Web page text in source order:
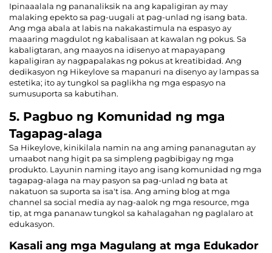
Ipinaaalala ng pananaliksik na ang kapaligiran ay may
malaking epekto sa pag-uugali at pag-unlad ng isang bata.
Ang mga abala at labis na nakakastimula na espasyo ay
maaaring magdulot ng kabalisaan at kawalan ng pokus. Sa
kabaligtaran, ang maayos na idisenyo at mapayapang
kapaligiran ay nagpapalakas ng pokus at kreatibidad. Ang
dedikasyon ng Hikeylove sa mapanuri na disenyo ay lampas sa
estetika; ito ay tungkol sa paglikha ng mga espasyo na
sumusuporta sa kabutihan.
5. Pagbuo ng Komunidad ng mga
Tagapag-alaga
Sa Hikeylove, kinikilala namin na ang aming pananagutan ay
umaabot nang higit pa sa simpleng pagbibigay ng mga
produkto. Layunin naming itayo ang isang komunidad ng mga
tagapag-alaga na may pasyon sa pag-unlad ng bata at
nakatuon sa suporta sa isa't isa. Ang aming blog at mga
channel sa social media ay nag-aalok ng mga resource, mga
tip, at mga pananaw tungkol sa kahalagahan ng paglalaro at
edukasyon.
Kasali ang mga Magulang at mga Edukador